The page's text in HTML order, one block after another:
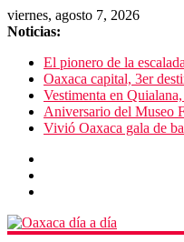
viernes, agosto 7, 2026
Noticias:
El pionero de la
Oaxaca capital, 3er
Vestimenta en
Aniversario del Museo
Vivió Oaxaca gala de